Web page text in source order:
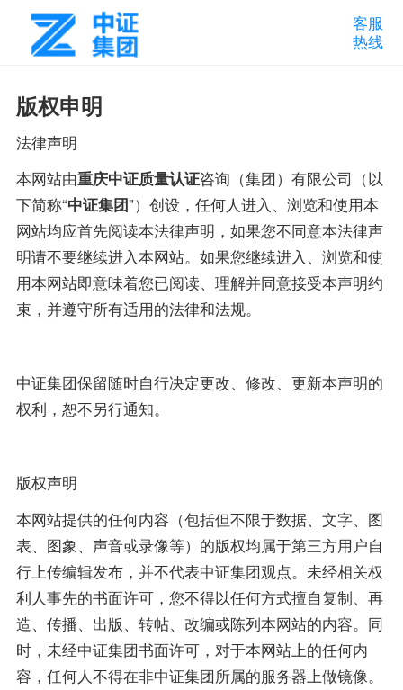
客服
热线
版权申明
法律声明
本网站由重庆中证质量认证咨询（集团）有限公司（以
下简称“中证集团”）创设，任何人进入、浏览和使用本
网站均应首先阅读本法律声明，如果您不同意本法律声
明请不要继续进入本网站。如果您继续进入、浏览和使
用本网站即意味着您已阅读、理解并同意接受本声明约
束，并遵守所有适用的法律和法规。
中证集团保留随时自行决定更改、修改、更新本声明的
权利，恕不另行通知。
版权声明
本网站提供的任何内容（包括但不限于数据、文字、图
表、图象、声音或录像等）的版权均属于第三方用户自
行上传编辑发布，并不代表中证集团观点。未经相关权
利人事先的书面许可，您不得以任何方式擅自复制、再
造、传播、出版、转帖、改编或陈列本网站的内容。同
时，未经中证集团书面许可，对于本网站上的任何内
容，任何人不得在非中证集团所属的服务器上做镜像。